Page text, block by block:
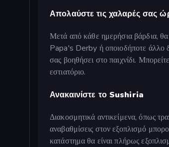
Απολαύστε τις χαλαρές σας
Μετά από κάθε ημερήσια βάρδια, θα
Papa's Derby ή οποιοδήποτε άλλο
σας βοηθήσει στο παιχνίδι.
εστιατόριο.
Ανακαινίστε το Sushiria
Διακοσμητικά αντικείμενα, όπως
αναβαθμίσεις στον εξοπλισμό
κατάστημα θα είναι πλήρως